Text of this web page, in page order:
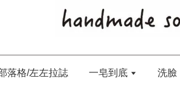
落格/左左拉誌 一皂到底 洗臉